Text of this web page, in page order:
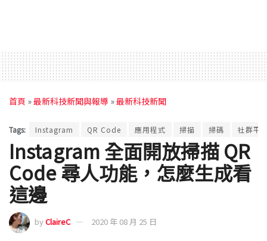
首頁 »最新科技新聞與報導 »最新科技新聞
Tags: Instagram QR Code 應用程式 掃描 掃碼 社群平
Instagram 全面開放掃描 QR
Code 尋人功能，怎麼生成看
這邊
byClaireC 2020 年 08 月 25 日